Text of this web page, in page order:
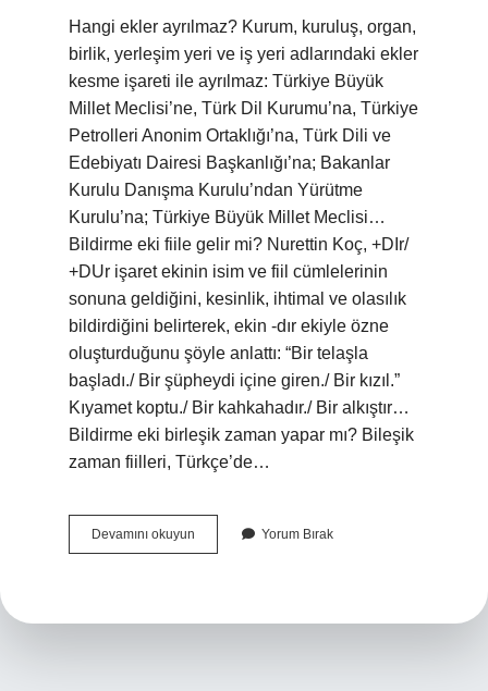
Hangi ekler ayrılmaz? Kurum, kuruluş, organ,
birlik, yerleşim yeri ve iş yeri adlarındaki ekler
kesme işareti ile ayrılmaz: Türkiye Büyük
Millet Meclisi’ne, Türk Dil Kurumu’na, Türkiye
Petrolleri Anonim Ortaklığı’na, Türk Dili ve
Edebiyatı Dairesi Başkanlığı’na; Bakanlar
Kurulu Danışma Kurulu’ndan Yürütme
Kurulu’na; Türkiye Büyük Millet Meclisi…
Bildirme eki fiile gelir mi? Nurettin Koç, +DIr/
+DUr işaret ekinin isim ve fiil cümlelerinin
sonuna geldiğini, kesinlik, ihtimal ve olasılık
bildirdiğini belirterek, ekin -dır ekiyle özne
oluşturduğunu şöyle anlattı: “Bir telaşla
başladı./ Bir şüpheydi içine giren./ Bir kızıl.”
Kıyamet koptu./ Bir kahkahadır./ Bir alkıştır…
Bildirme eki birleşik zaman yapar mı? Bileşik
zaman fiilleri, Türkçe’de…
Devamını okuyun Bildirme
Ekleri
Yorum Bırak